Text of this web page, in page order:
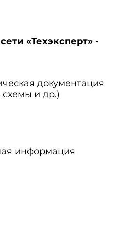
«Техэксперт» -
документация
схемы и др.)
информация